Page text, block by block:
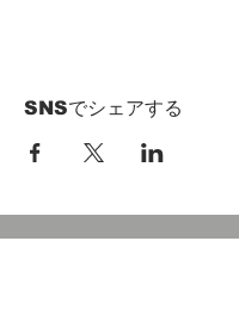
SNSでシェアする